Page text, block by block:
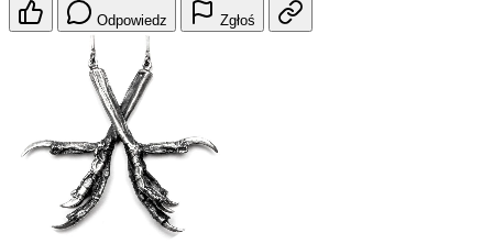
Odpowiedz Zgłoś